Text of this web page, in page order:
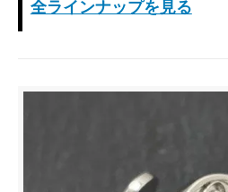
全ラインナップを見る